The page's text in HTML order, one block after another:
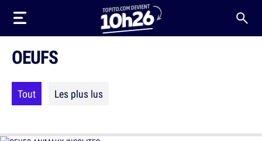
OEUFS
Tout Les plus lus